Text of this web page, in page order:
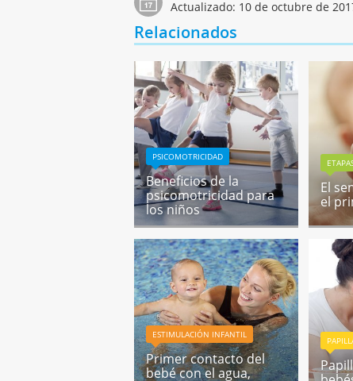
Actualizado: 10 de octubre de
Relacionados
PSICOMOTRICIDAD
Beneficios de la
psicomotricidad para
los niños
El
el
ESTIMULACIÓN INFANTIL
Primer contacto del
bebé con el agua,